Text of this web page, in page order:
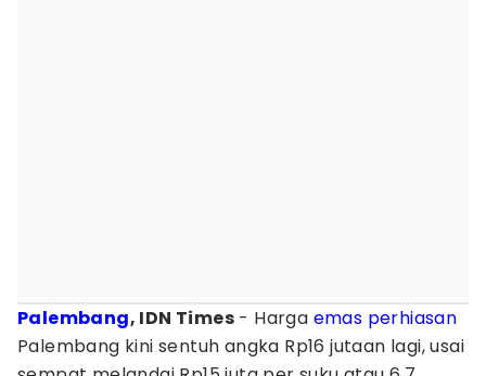
Palembang, IDN Times - Harga emas perhiasan
Palembang kini sentuh angka Rp16 jutaan lagi, usai